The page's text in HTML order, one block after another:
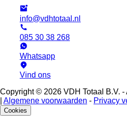
info@vdhtotaal.nl
085 30 38 268
Whatsapp
Vind ons
Copyright © 2026 VDH Totaal B.V.
Algemene voorwaarden - Privacy
Cookies